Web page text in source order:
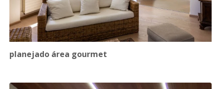
planejado área gourmet